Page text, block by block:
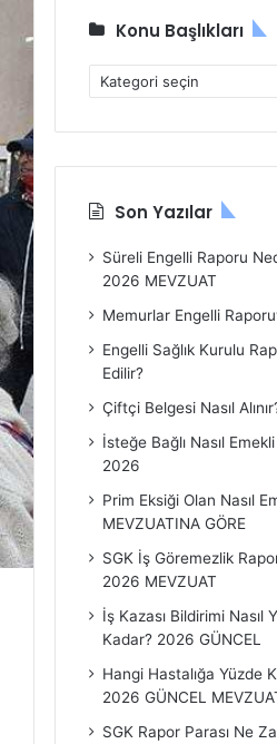
Konu Başlıkları
o
B
ş
ı
l
r
Son Yazılar
Süreli Engelli Raporu
2026 MEVZUAT
Memurlar Engelli
Engelli Sağlık Kurulu
Edilir?
Çiftçi Belgesi Nasıl
İsteğe Bağlı Nasıl
2026
Prim Eksiği Olan Nasıl
MEVZUATINA GÖRE
SGK İş Göremezlik
2026 MEVZUAT
İş Kazası Bildirimi Nasıl
Kadar? 2026 GÜNCEL
Hangi Hastalığa Yüzde
2026 GÜNCEL
SGK Rapor Parası Ne